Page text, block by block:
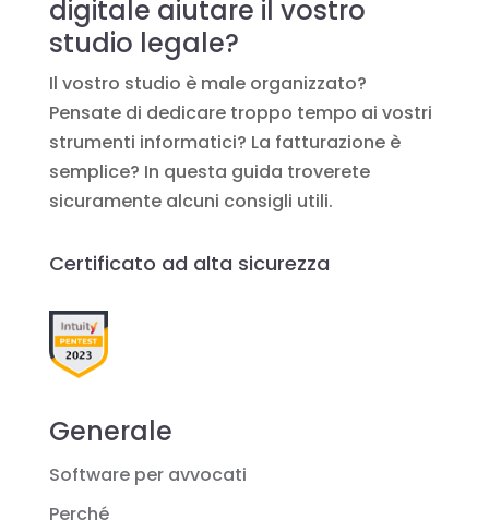
digitale aiutare il vostro
studio legale?
Il vostro studio è male organizzato?
Pensate di dedicare troppo tempo ai vostri
strumenti informatici? La fatturazione è
semplice? In questa guida troverete
sicuramente alcuni consigli utili.
Certificato ad alta sicurezza
Generale
Software per avvocati
Perché